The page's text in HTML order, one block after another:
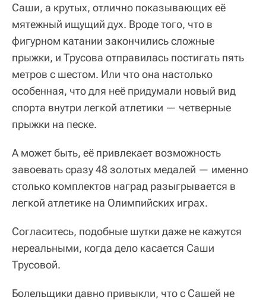
Саши, а крутых, отлично показывающих её
мятежный ищущий дух. Вроде того, что в
фигурном катании закончились сложные
прыжки, и Трусова отправилась постигать пять
метров с шестом. Или что она настолько
особенная, что для неё придумали новый вид
спорта внутри легкой атлетики — четверные
прыжки на песке.
А может быть, её привлекает возможность
завоевать сразу 48 золотых медалей — именно
столько комплектов наград разыгрывается в
легкой атлетике на Олимпийских играх.
Согласитесь, подобные шутки даже не кажутся
нереальными, когда дело касается Саши
Трусовой.
Болельщики давно привыкли, что с Сашей не